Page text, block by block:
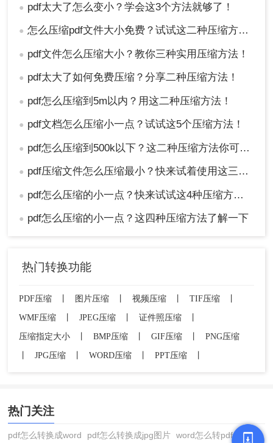
● pdf太大了怎么变小？学会这3个方法就够了！
● 怎么压缩pdf文件大小免费？试试这二种压缩方法！
● pdf文件怎么压缩大小？教你三种实用压缩方法！
● pdf太大了如何免费压缩？分享二种压缩方法！
● pdf怎么压缩到5m以内？用这二种压缩方法！
● pdf文档怎么压缩小一点？试试这5个压缩方法！
● pdf怎么压缩到500k以下？这二种压缩方法你可以轻松学会！
● pdf压缩文件怎么压缩最小？快来试着使用这三种压缩方法！
● pdf怎么压缩的小一点？快来试试这4种压缩方法！
● pdf怎么压缩的小一点？这四种压缩方法了解一下
热门转换功能
PDF压缩 图片压缩 视频压缩 TIF压缩
WMF压缩
JPEG压缩 证件照压缩
压缩指定大小
BMP压缩 GIF压缩
PNG压缩
丨
JPG压缩 丨 WORD压缩 丨 PPT压缩 丨
热门关注
pdf怎么转换成word pdf怎么转换成jpg图片 word怎么转pdf